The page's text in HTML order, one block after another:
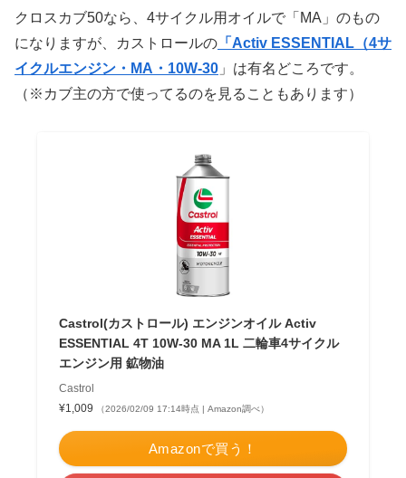
クロスカブ50なら、4サイクル用オイルで「MA」のもの
になりますが、カストロールの 「Activ ESSENTIAL（4サ
イクルエンジン・MA・10W-30 」は有名どころです。
（※カブ主の方で使ってるのを見ることもあります）
Castrol(カストロール) エンジンオイル Activ
ESSENTIAL 4T 10W-30 MA 1L 二輪車4サイクル
エンジン用 鉱物油
Castrol
¥1,009
（2026/02/09 17:14時点 | Amazon調べ）
Amazonで買う！